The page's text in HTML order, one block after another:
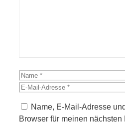
Name
Name, E-Mail-Adresse
Browser für meinen